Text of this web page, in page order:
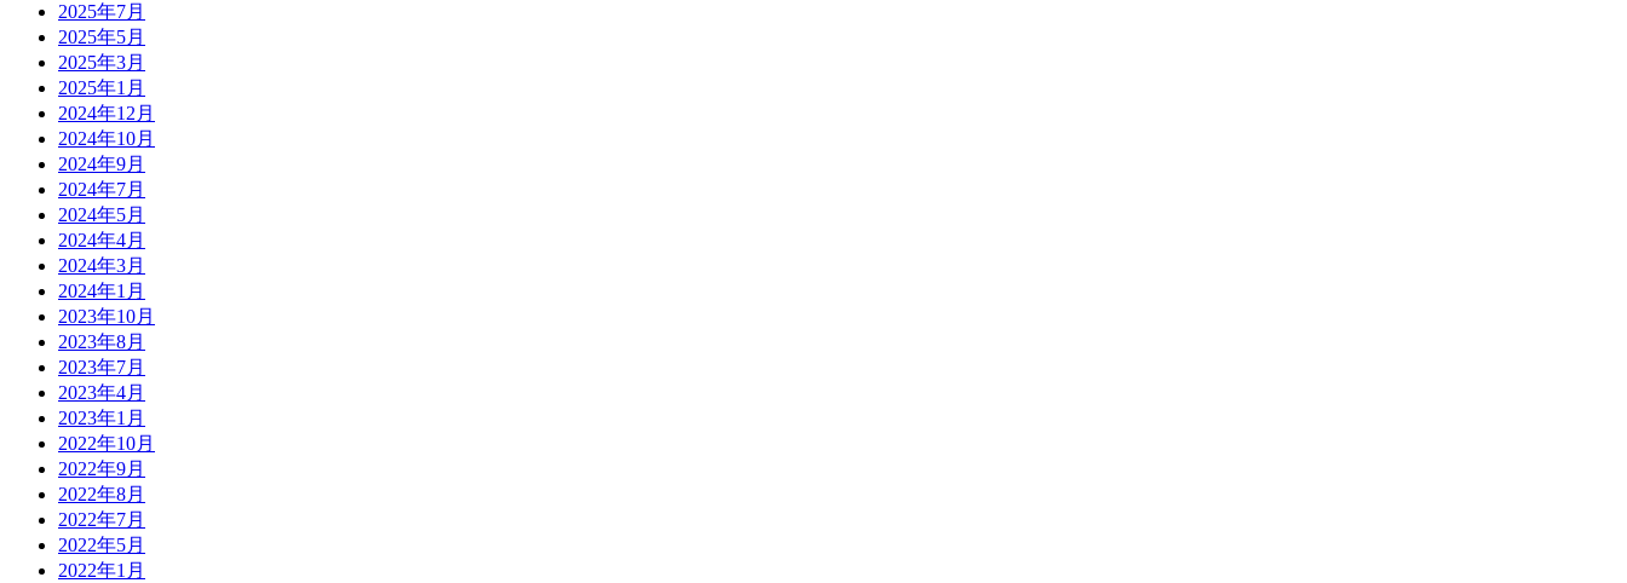
2025年7月
2025年5月
2025年3月
2025年1月
2024年12月
2024年10月
2024年9月
2024年7月
2024年5月
2024年4月
2024年3月
2024年1月
2023年10月
2023年8月
2023年7月
2023年4月
2023年1月
2022年10月
2022年9月
2022年8月
2022年7月
2022年5月
2022年1月